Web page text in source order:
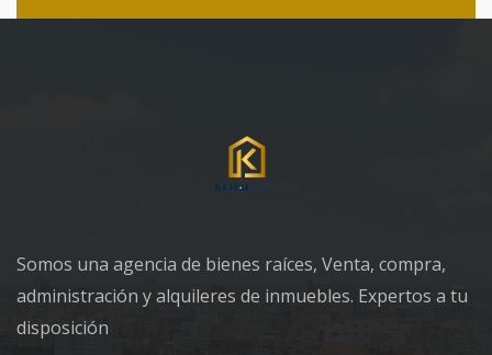
Somos una agencia de bienes raíces, Venta, compra,
administración y alquileres de inmuebles. Expertos a tu
disposición